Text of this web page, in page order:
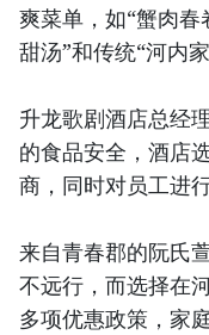
爽菜单，如“蟹肉春
甜汤”和传统“河内家
升龙歌剧酒店总经
的食品安全，酒店
商，同时对员工进
来自青春郡的阮氏
不远行，而选择在
多项优惠政策，家